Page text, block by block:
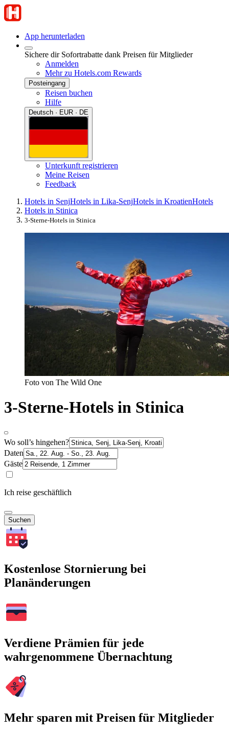
App herunterladen
Sichere dir Sofortrabatte dank Preisen für Mitglieder
Anmelden
Mehr zu Hotels.com Rewards
Posteingang
Reisen buchen
Hilfe
Deutsch · EUR · DE
Unterkunft registrieren
Meine Reisen
Feedback
Hotels in SenjHotels in Lika-SenjHotels in KroatienHotels
Hotels in Stinica
3-Sterne-Hotels in Stinica
Foto von The Wild One
3-Sterne-Hotels in Stinica
Wo soll’s hingehen?
Daten
Gäste
Ich reise geschäftlich
Suchen
Kostenlose Stornierung bei
Planänderungen
Verdiene Prämien für jede
wahrgenommene Übernachtung
Mehr sparen mit Preisen für Mitglieder